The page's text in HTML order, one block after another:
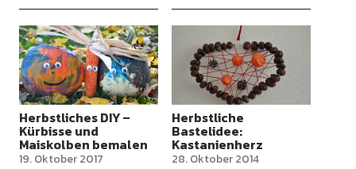
Herbstliches DIY –
Kürbisse und
Maiskolben bemalen
19. Oktober 2017
Herbstliche
Bastelidee:
Kastanienherz
28. Oktober 2014